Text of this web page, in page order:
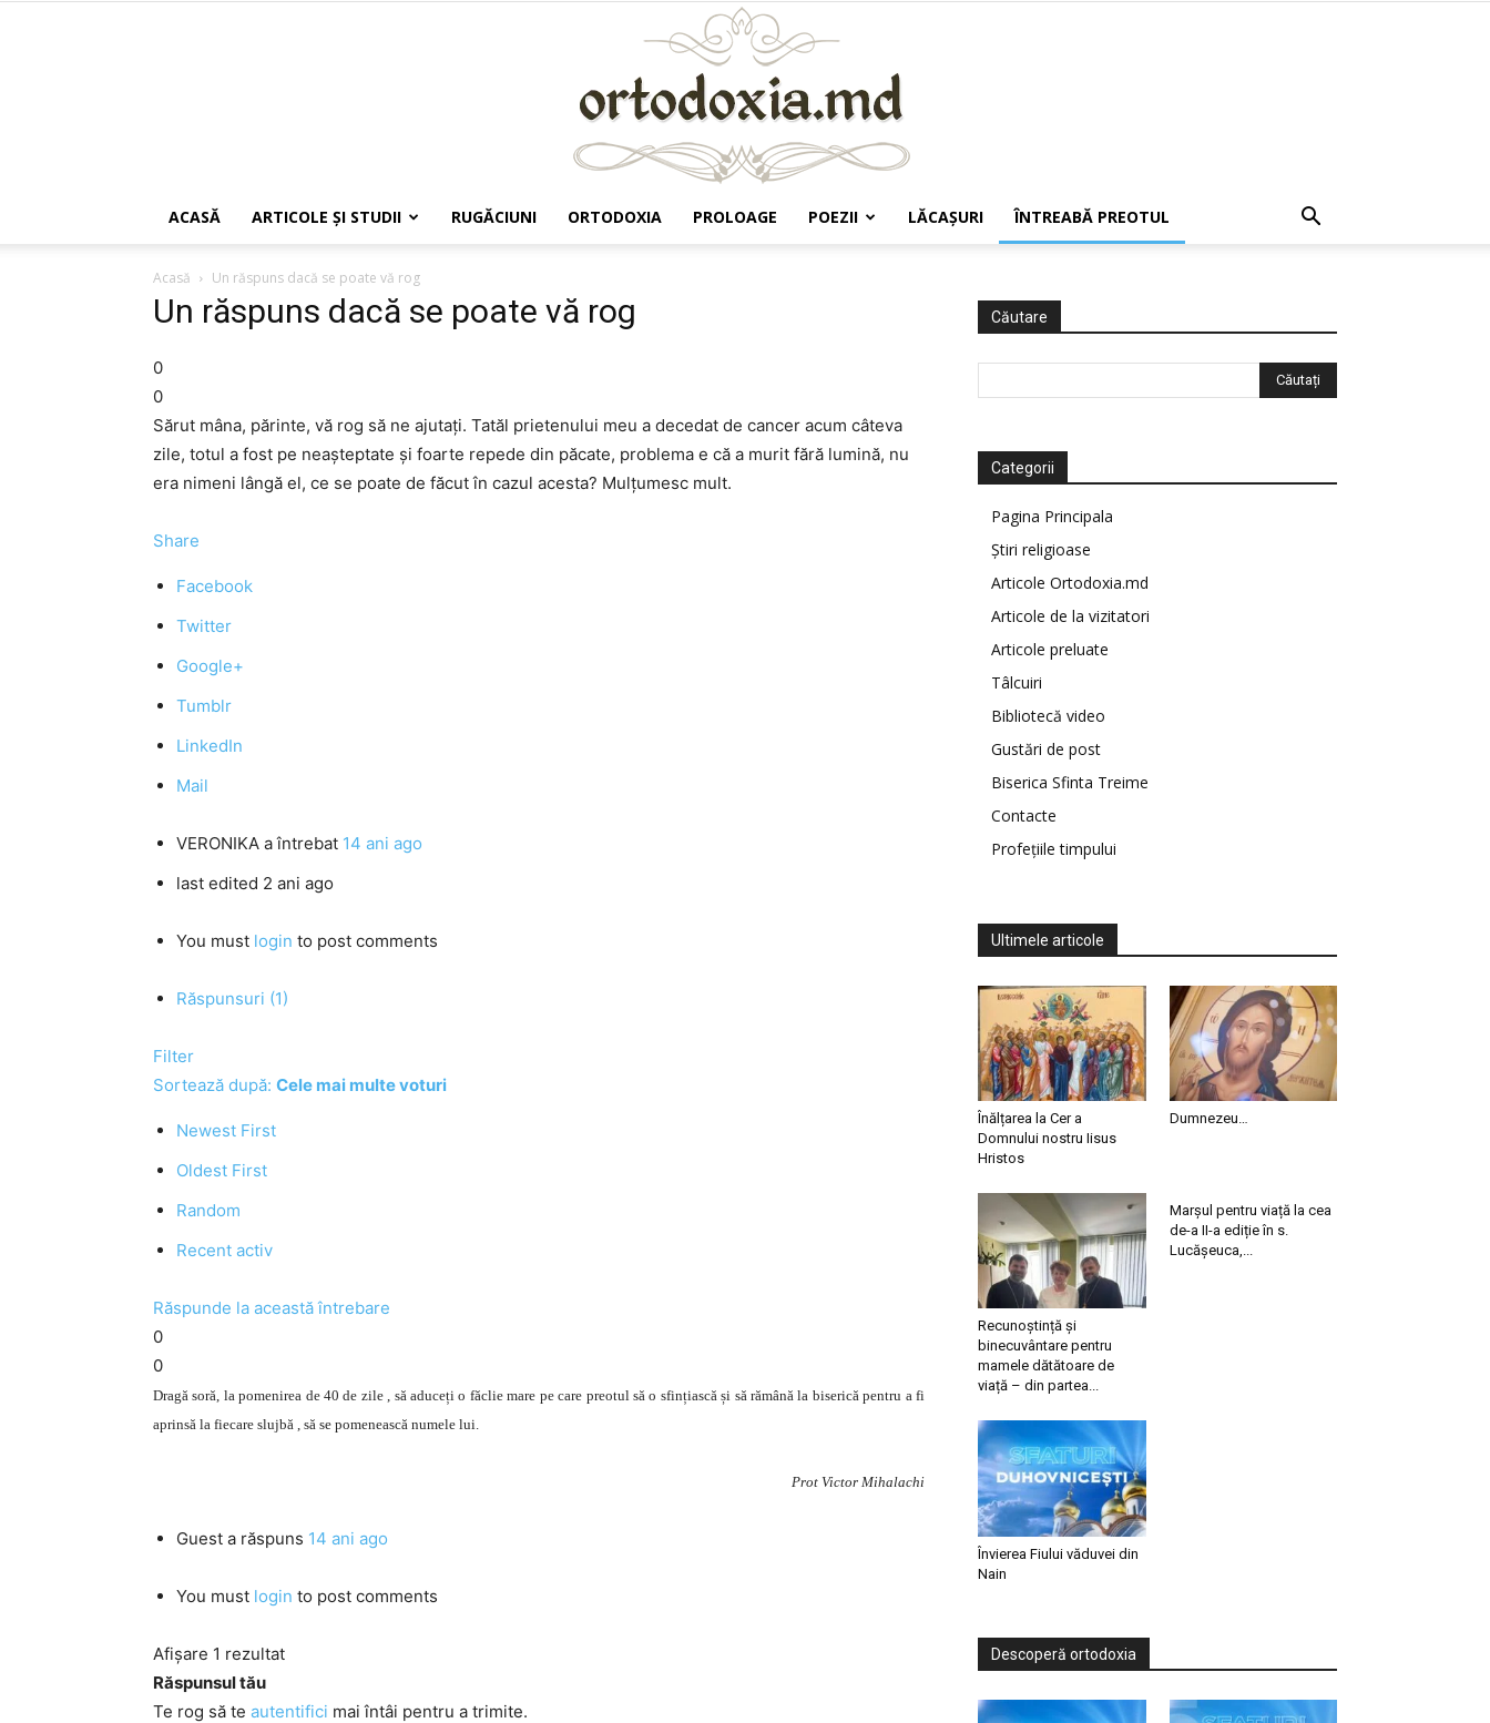
ACASĂ ARTICOLE ŞI STUDII RUGĂCIUNI ORTODOXIA PROLOAGE POEZII LĂCAŞURI ÎNTREABĂ PREOTUL
Acasă Un răspuns dacă se poate vă rog
Un răspuns dacă se poate vă rog
0
0
Sărut mâna, părinte, vă rog să ne ajutaţi. Tatăl prietenului meu a decedat de cancer acum câteva
zile, totul a fost pe neaşteptate şi foarte repede din păcate, problema e că a murit fără lumină, nu
era nimeni lângă el, ce se poate de făcut în cazul acesta? Mulţumesc mult.
Share
Facebook
Twitter
Google+
Tumblr
LinkedIn
Mail
VERONIKA a întrebat 14 ani ago
last edited 2 ani ago
You must login to post comments
Răspunsuri (1)
Filter
Sortează după: Cele mai multe voturi
Newest First
Oldest First
Random
Recent activ
Răspunde la această întrebare
0
0
Dragă soră, la pomenirea de 40 de zile , să aduceți o făclie mare pe care preotul să o sfințiască și să rămână la biserică pentru a fi
aprinsă la fiecare slujbă , să se pomenească numele lui.
Prot Victor Mihalachi
Guest a răspuns 14 ani ago
You must login to post comments
Afișare 1 rezultat
Răspunsul tău
Te rog să te autentifici mai întâi pentru a trimite.
Căutare
Categorii
Pagina Principala
Știri religioase
Articole Ortodoxia.md
Articole de la vizitatori
Articole preluate
Tâlcuiri
Bibliotecă video
Gustări de post
Biserica Sfinta Treime
Contacte
Profețiile timpului
Ultimele articole
Înălțarea la Cer a
Domnului nostru Iisus
Hristos
Dumnezeu…
Recunoștință și
binecuvântare pentru
mamele dătătoare de
viață – din partea...
Marșul pentru viață la cea
de-a II-a ediție în s.
Lucășeuca,...
Învierea Fiului văduvei din
Nain
Descoperă ortodoxia